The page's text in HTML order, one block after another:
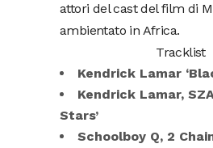
attori del cast del film di
ambientato in Africa.
Tracklist
Kendrick Lamar
Kendrick Lamar,
Stars’
Schoolboy Q, 2